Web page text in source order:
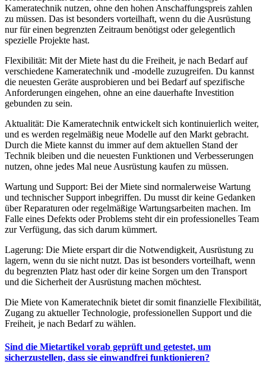
Kameratechnik nutzen, ohne den hohen Anschaffungspreis zahlen
zu müssen. Das ist besonders vorteilhaft, wenn du die Ausrüstung
nur für einen begrenzten Zeitraum benötigst oder gelegentlich
spezielle Projekte hast.
Flexibilität: Mit der Miete hast du die Freiheit, je nach Bedarf auf
verschiedene Kameratechnik und -modelle zuzugreifen. Du kannst
die neuesten Geräte ausprobieren und bei Bedarf auf spezifische
Anforderungen eingehen, ohne an eine dauerhafte Investition
gebunden zu sein.
Aktualität: Die Kameratechnik entwickelt sich kontinuierlich weiter,
und es werden regelmäßig neue Modelle auf den Markt gebracht.
Durch die Miete kannst du immer auf dem aktuellen Stand der
Technik bleiben und die neuesten Funktionen und Verbesserungen
nutzen, ohne jedes Mal neue Ausrüstung kaufen zu müssen.
Wartung und Support: Bei der Miete sind normalerweise Wartung
und technischer Support inbegriffen. Du musst dir keine Gedanken
über Reparaturen oder regelmäßige Wartungsarbeiten machen. Im
Falle eines Defekts oder Problems steht dir ein professionelles Team
zur Verfügung, das sich darum kümmert.
Lagerung: Die Miete erspart dir die Notwendigkeit, Ausrüstung zu
lagern, wenn du sie nicht nutzt. Das ist besonders vorteilhaft, wenn
du begrenzten Platz hast oder dir keine Sorgen um den Transport
und die Sicherheit der Ausrüstung machen möchtest.
Die Miete von Kameratechnik bietet dir somit finanzielle Flexibilität,
Zugang zu aktueller Technologie, professionellen Support und die
Freiheit, je nach Bedarf zu wählen.
Sind die Mietartikel vorab geprüft und getestet, um
sicherzustellen, dass sie einwandfrei funktionieren?